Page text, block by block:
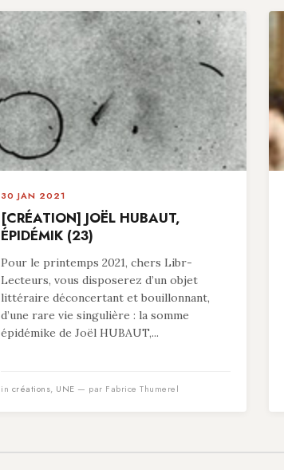
30 JAN 2021
[CRÉATION] JOËL HUBAUT,
ÉPIDÉMIK (23)
Pour le printemps 2021, chers Libr-
Lecteurs, vous disposerez d’un objet
littéraire déconcertant et bouillonnant,
d’une rare vie singulière : la somme
épidémike de Joël HUBAUT,...
in créations, UNE — par Fabrice Thumerel